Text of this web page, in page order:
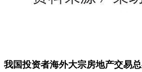
我国投资者海外大宗房地产交易